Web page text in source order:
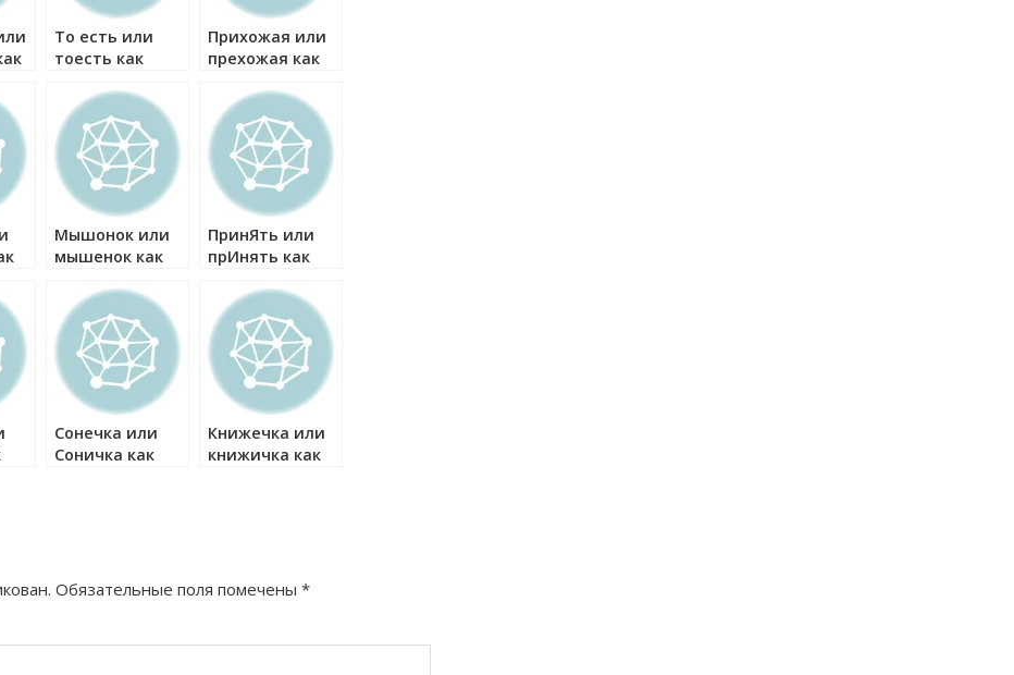
То есть или
тоесть как
Прихожая или
прехожая как
Мышонок или
мышенок как
ПринЯть или
прИнять как
Сонечка или
Соничка как
Книжечка или
книжичка как
Обязательные поля помечены *